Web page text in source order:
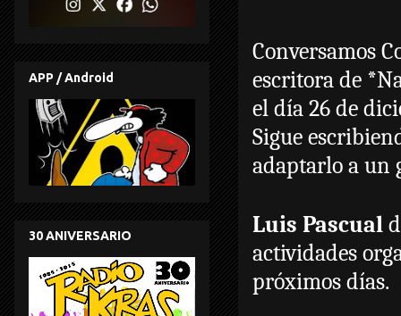
Conversamos
escritora de
el día 26 de
Sigue
adaptarlo a un
Luis Pascual
actividades
próximos días.
APP / Android
30 ANIVERSARIO